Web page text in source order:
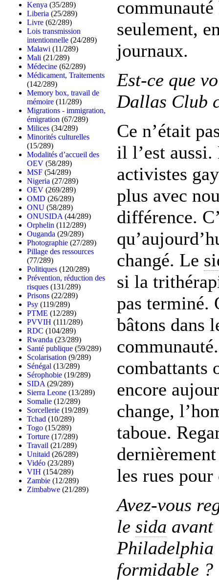
Kenya (35/289)
Liberia (25/289)
Livre (62/289)
Lois transmission
intentionnelle (24/289)
Malawi (11/289)
Mali (21/289)
Médecine (62/289)
Médicament, Traitements
(142/289)
Memory box, travail de
mémoire (11/289)
Migrations - immigration,
émigration (67/289)
Milices (34/289)
Minorités culturelles
(15/289)
Modalités d’accueil des
OEV (58/289)
MSF (54/289)
Nigeria (27/289)
OEV (269/289)
OMD (26/289)
ONU (58/289)
ONUSIDA (44/289)
Orphelin (112/289)
Ouganda (29/289)
Photographie (27/289)
Pillage des ressources
(77/289)
Politiques (120/289)
Prévention, réduction des
risques (131/289)
Prisons (22/289)
Psy (119/289)
PTME (12/289)
PVVIH (111/289)
RDC (104/289)
Rwanda (23/289)
Santé publique (59/289)
Scolarisation (9/289)
Sénégal (13/289)
Sérophobie (19/289)
SIDA (29/289)
Sierra Leone (13/289)
Somalie (12/289)
Sorcellerie (19/289)
Tchad (10/289)
Togo (15/289)
Torture (17/289)
Travail (21/289)
Unitaid (26/289)
Vidéo (23/289)
VIH (154/289)
Zambie (12/289)
Zimbabwe (21/289)
seulement,
journaux.
Est-ce que
Dallas Club
Ce n’était
il l’est
activistes
plus avec
différence.
changé. Le
si la
pas terminé.
bâtons dans
combattants
encore
change,
taboue.
les rues
Avez-vous
le sida avant
Philadelphia
formidable ?